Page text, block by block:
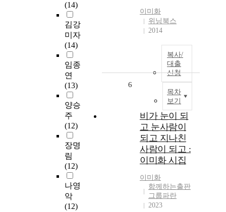
(14)
김강
미자
(14)
임종
연
(13)
양승
주
(12)
장명
림
(12)
나영
악
(12)
이미화
위닝북스
2014
복사/
대출
신청
목차
보기
6
비가 눈이 되
고 눈사람이
되고 지나친
사람이 되고 :
이미화 시집
이미화
함께하는출판
그룹파란
2023